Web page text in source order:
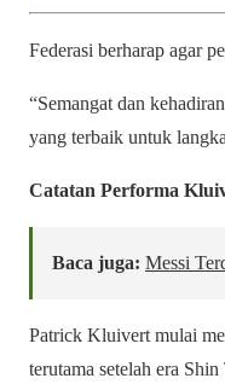
Federasi berharap agar
“Semangat dan
yang terbaik untuk
Catatan Performa
Baca juga: Messi
Patrick Kluivert mulai
terutama setelah era